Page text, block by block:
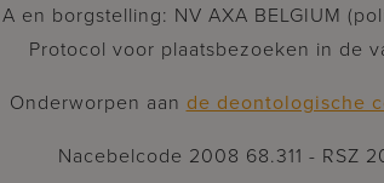
en borgstelling: NV AXA BELGIUM
Protocol voor plaatsbezoeken in de
Onderworpen aan de deontologische
Nacebelcode 2008 68.311 - RSZ